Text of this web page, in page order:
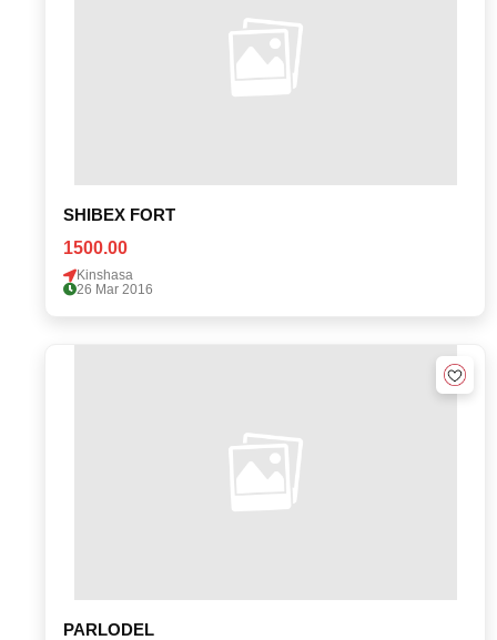
SHIBEX FORT
1500.00
Kinshasa
26 Mar 2016
PARLODEL